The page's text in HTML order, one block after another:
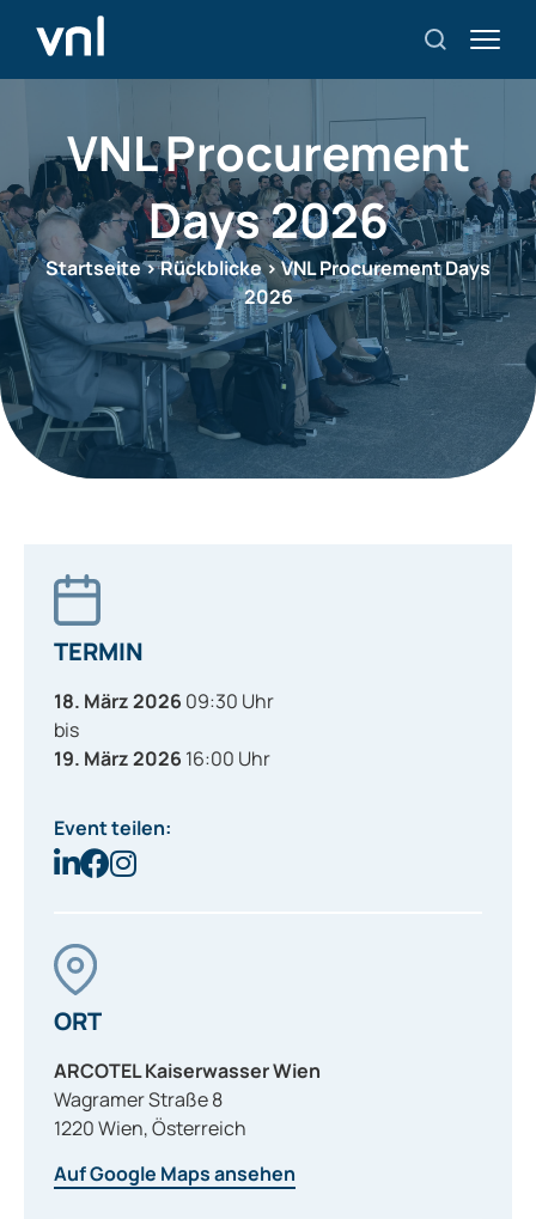
VNL Procurement
Days 2026
Startseite>Rückblicke>VNL Procurement Days
2026
TERMIN
18. März 2026 09:30 Uhr
bis
19. März 2026 16:00 Uhr
Event teilen:
ORT
ARCOTEL Kaiserwasser Wien
Wagramer Straße 8
1220Wien,Österreich
Auf Google Maps ansehen